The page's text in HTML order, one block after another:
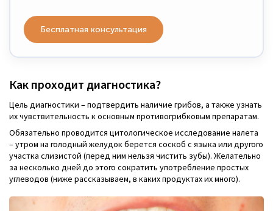
Бесплатная консультация
Как проходит диагностика?
Цель диагностики – подтвердить наличие грибов, а также узнать
их чувствительность к основным противогрибковым препаратам.
Обязательно проводится цитологическое исследование налета
– утром на голодный желудок берется соскоб с языка или другого
участка слизистой (перед ним нельзя чистить зубы). Желательно
за несколько дней до этого сократить употребление простых
углеводов (ниже рассказываем, в каких продуктах их много).